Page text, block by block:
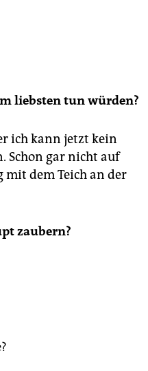
liebsten tun würden?
ich kann jetzt kein
Schon gar nicht auf
mit dem Teich an der
zaubern?